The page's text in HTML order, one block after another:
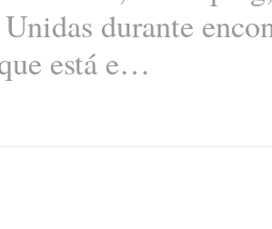
Unidas durante
está e…